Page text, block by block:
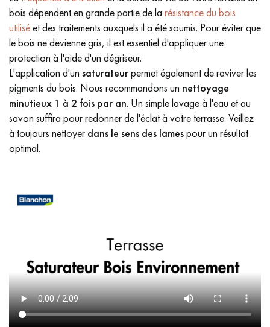
bois dépendent en grande partie de la résistance du bois
utiliséet des traitements auxquels il a été soumis. Pour éviter que
le bois ne devienne gris, il est essentiel d'appliquer une
protection à l'aide d'un dégriseur.
L'application d'un saturateurpermet également de raviver les
pigments du bois. Nous recommandons un nettoyage
minutieux 1 à 2 fois par an. Un simple lavage à l'eau et au
savon suffira pour redonner de l'éclat à votre terrasse. Veillez
à toujours nettoyer dans le sens des lamespour un résultat
optimal.